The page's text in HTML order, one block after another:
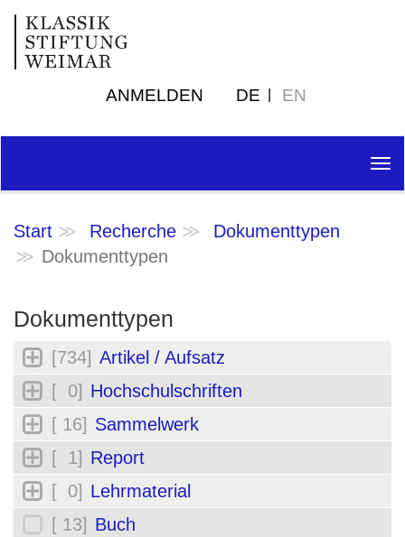
ANMELDEN DE EN
Start Recherche
Dokumenttypen
Dokumenttypen
Dokumenttypen
[734] Artikel / Aufsatz
[ 0] Hochschulschriften
[ 16] Sammelwerk
[ 1] Report
[ 0] Lehrmaterial
[ 13] Buch